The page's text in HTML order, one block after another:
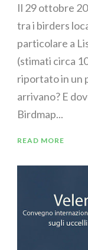
Il 29 ottobre
tra i birders
particolare a
(stimati circa
riportato in un
arrivano? E
Birdmap...
READ MORE